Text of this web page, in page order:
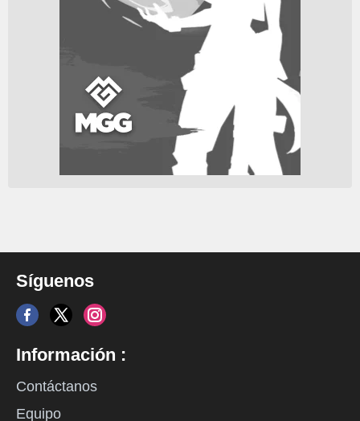
Síguenos
Información :
Contáctanos
Equipo